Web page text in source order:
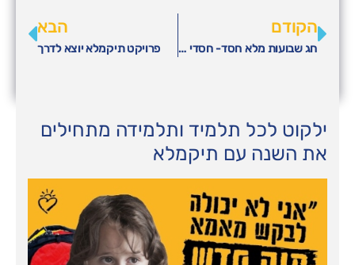
הקודם
חג שבועות מלא חסד- חסדי נעמי פעלה רבות לסיוע בחג שבועות
הבא
פרויקט תיקמלא יוצא לדרך
ילקוט לכל תלמיד ותלמידה מתחילים
את השנה עם תיקמלא